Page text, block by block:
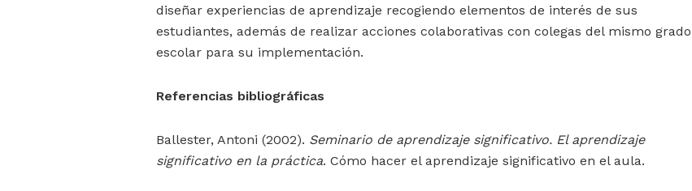
diseñar experiencias de aprendizaje recogiendo elementos de interés de sus
estudiantes, además de realizar acciones colaborativas con colegas del mismo grado
escolar para su implementación.
Referencias bibliográficas
Ballester, Antoni (2002). Seminario de aprendizaje significativo. El aprendizaje
significativo en la práctica. Cómo hacer el aprendizaje significativo en el aula.